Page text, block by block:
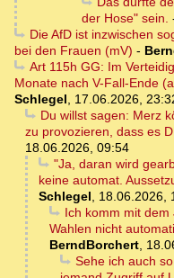
der Hose" sein.
Die AfD ist inzwischen
bei den Frauen (mV) -
Art 115h GG: Im
Monate nach V-Fall-Ende
Schlegel, 17.06.2026,
Du willst sagen: Merz
zu provozieren, dass es
18.06.2026, 09:54
"Ja, daran wird
keine automat.
Schlegel, 18.06.2026,
Ich komm mit dem
Wahlen nicht
BerndBorchert,
Sehe ich auch